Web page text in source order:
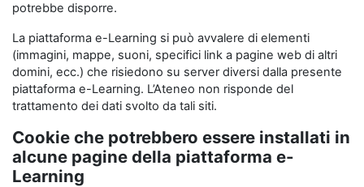
potrebbe disporre.
La piattaforma e-Learning si può avvalere di elementi
(immagini, mappe, suoni, specifici link a pagine web di altri
domini, ecc.) che risiedono su server diversi dalla presente
piattaforma e-Learning. L’Ateneo non risponde del
trattamento dei dati svolto da tali siti.
Cookie che potrebbero essere installati in
alcune pagine della piattaforma e-
Learning